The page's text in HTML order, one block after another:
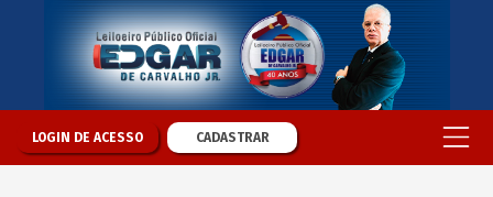
LOGIN DE ACESSO CADASTRAR